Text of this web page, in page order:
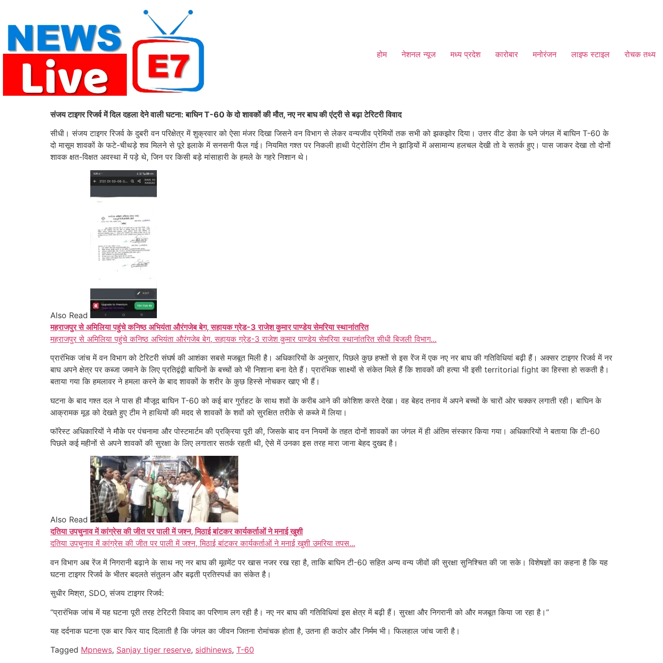
content
होम नेशनल न्यूज मध्य प्रदेश कारोबार मनोरंजन लाइफ स्टाइल रोचक तथ्य
संजय टाइगर रिजर्व में दिल दहला देने वाली घटना: बाघिन T-60 के दो शावकों की मौत, नए नर बाघ की एंट्री से बढ़ा टेरिटरी विवाद
सीधी। संजय टाइगर रिजर्व के दुबरी वन परिक्षेत्र में शुक्रवार को ऐसा मंजर दिखा जिसने वन विभाग से लेकर वन्यजीव प्रेमियों तक सभी को झकझोर दिया। उत्तर वीट डेवा के घने जंगल में बाघिन T-60 के
दो मासूम शावकों के फटे-चीथड़े शव मिलने से पूरे इलाके में सनसनी फैल गई। नियमित गश्त पर निकली हाथी पेट्रोलिंग टीम ने झाड़ियों में असामान्य हलचल देखी तो वे सतर्क हुए। पास जाकर देखा तो दोनों
शावक क्षत-विक्षत अवस्था में पड़े थे, जिन पर किसी बड़े मांसाहारी के हमले के गहरे निशान थे।
Also Read
महराजपुर से अमिलिया पहुंचे कनिष्ठ अभियंता औरंगजेब बेग, सहायक ग्रेड-3 राजेश कुमार पाण्डेय सेमरिया स्थानांतरित
महराजपुर से अमिलिया पहुंचे कनिष्ठ अभियंता औरंगजेब बेग, सहायक ग्रेड-3 राजेश कुमार पाण्डेय सेमरिया स्थानांतरित सीधी बिजली विभाग...
प्रारंभिक जांच में वन विभाग को टेरिटरी संघर्ष की आशंका सबसे मजबूत मिली है। अधिकारियों के अनुसार, पिछले कुछ हफ्तों से इस रेंज में एक नए नर बाघ की गतिविधियां बढ़ी हैं। अक्सर टाइगर रिजर्व में नर
बाघ अपने क्षेत्र पर कब्जा जमाने के लिए प्रतिद्वंद्वी बाघिनों के बच्चों को भी निशाना बना देते हैं। प्रारंभिक साक्ष्यों से संकेत मिले हैं कि शावकों की हत्या भी इसी territorial fight का हिस्सा हो सकती है।
बताया गया कि हमलावर ने हमला करने के बाद शावकों के शरीर के कुछ हिस्से नोचकर खाए भी हैं।
घटना के बाद गश्त दल ने पास ही मौजूद बाघिन T-60 को कई बार गुर्राहट के साथ शवों के करीब आने की कोशिश करते देखा। वह बेहद तनाव में अपने बच्चों के चारों ओर चक्कर लगाती रही। बाघिन के
आक्रामक मूड को देखते हुए टीम ने हाथियों की मदद से शावकों के शवों को सुरक्षित तरीके से कब्जे में लिया।
फॉरेस्ट अधिकारियों ने मौके पर पंचनामा और पोस्टमार्टम की प्रक्रिया पूरी की, जिसके बाद वन नियमों के तहत दोनों शावकों का जंगल में ही अंतिम संस्कार किया गया। अधिकारियों ने बताया कि टी-60
पिछले कई महीनों से अपने शावकों की सुरक्षा के लिए लगातार सतर्क रहती थी, ऐसे में उनका इस तरह मारा जाना बेहद दुखद है।
Also Read
दतिया उपचुनाव में कांग्रेस की जीत पर पाली में जश्न, मिठाई बांटकर कार्यकर्ताओं ने मनाई खुशी
दतिया उपचुनाव में कांग्रेस की जीत पर पाली में जश्न, मिठाई बांटकर कार्यकर्ताओं ने मनाई खुशी उमरिया तपस...
वन विभाग अब रेंज में निगरानी बढ़ाने के साथ नए नर बाघ की मूवमेंट पर खास नजर रख रहा है, ताकि बाघिन टी-60 सहित अन्य वन्य जीवों की सुरक्षा सुनिश्चित की जा सके। विशेषज्ञों का कहना है कि यह
घटना टाइगर रिजर्व के भीतर बदलते संतुलन और बढ़ती प्रतिस्पर्धा का संकेत है।
सुधीर मिश्रा, SDO, संजय टाइगर रिजर्व:
“प्रारंभिक जांच में यह घटना पूरी तरह टेरिटरी विवाद का परिणाम लग रही है। नए नर बाघ की गतिविधियां इस क्षेत्र में बढ़ी हैं। सुरक्षा और निगरानी को और मजबूत किया जा रहा है।”
यह दर्दनाक घटना एक बार फिर याद दिलाती है कि जंगल का जीवन जितना रोमांचक होता है, उतना ही कठोर और निर्मम भी। फिलहाल जांच जारी है।
Tagged Mpnews, Sanjay tiger reserve, sidhinews, T-60